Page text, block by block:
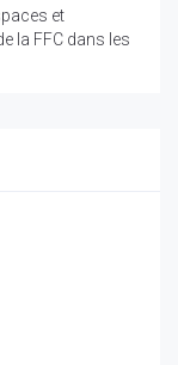
et
la FFC dans les